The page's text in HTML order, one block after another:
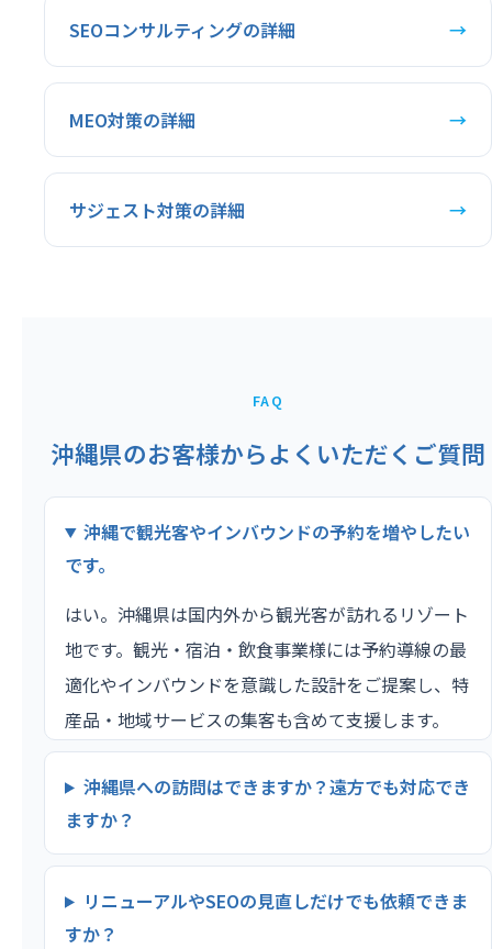
SEOコンサルティングの詳細 →
MEO対策の詳細 →
サジェスト対策の詳細 →
FAQ
沖縄県のお客様からよくいただくご質問
沖縄で観光客やインバウンドの予約を増やしたい
です。
はい。沖縄県は国内外から観光客が訪れるリゾート
地です。観光・宿泊・飲食事業様には予約導線の最
適化やインバウンドを意識した設計をご提案し、特
産品・地域サービスの集客も含めて支援します。
沖縄県への訪問はできますか？遠方でも対応でき
ますか？
リニューアルやSEOの見直しだけでも依頼できま
すか？